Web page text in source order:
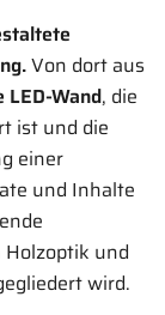
Von dort aus
Wand, die
ist und die
einer
und Inhalte
Holzoptik und
wird.